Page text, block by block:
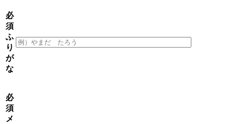
必
須
ふ
り
が
な
必
須
メ